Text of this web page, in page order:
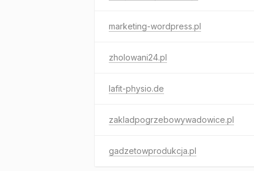
marketing-wordpress.pl
zholowani24.pl
lafit-physio.de
zakladpogrzebowywadowice.pl
gadzetowprodukcja.pl